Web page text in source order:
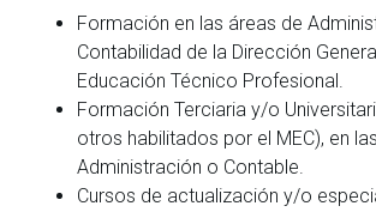
Formación en las áreas de
Contabilidad de la Dirección
Educación Técnico Profesional.
Formación Terciaria y/o
otros habilitados por el MEC), en
Administración o Contable.
Cursos de actualización y/o